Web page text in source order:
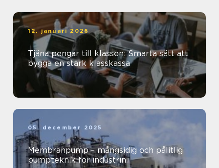
12. januari 2026
Tjäna pengar till klassen: Smarta sätt att
bygga en stark klasskassa
05. december 2025
Membranpump – mångsidig och pålitlig
pumpteknik för industrin